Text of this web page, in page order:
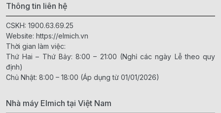
Thông tin liên hệ
CSKH: 1900.63.69.25
Website: https://elmich.vn
Thời gian làm việc:
Thứ Hai – Thứ Bảy: 8:00 – 21:00 (Nghỉ các ngày Lễ theo quy
định)
Chủ Nhật: 8:00 – 18:00 (Áp dụng từ 01/01/2026)
Nhà máy Elmich tại Việt Nam